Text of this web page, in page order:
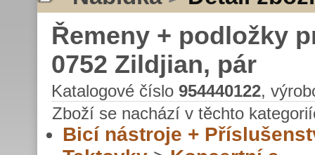
Řemeny + podložky
0752 Zildjian, pár
Katalogové číslo 954440122,
Zboží se nachází v těchto
Bicí nástroje +